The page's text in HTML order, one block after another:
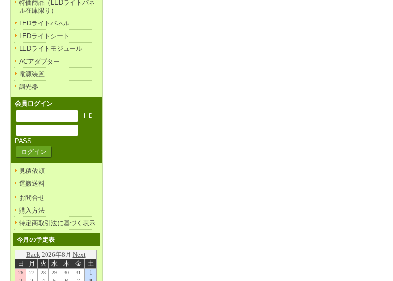
特価商品（LEDライトパネ
ル在庫限り）
LEDライトパネル
LEDライトシート
LEDライトモジュール
ACアダプター
電源装置
調光器
会員ログイン
ＩＤ
PASS
見積依頼
運搬送料
お問合せ
購入方法
特定商取引法に基づく表示
今月の予定表